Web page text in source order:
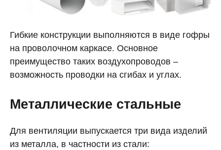
Гибкие конструкции выполняются в виде гофры
на проволочном каркасе. Основное
преимущество таких воздухопроводов –
возможность проводки на сгибах и углах.
Металлические стальные
Для вентиляции выпускается три вида изделий
из металла, в частности из стали: